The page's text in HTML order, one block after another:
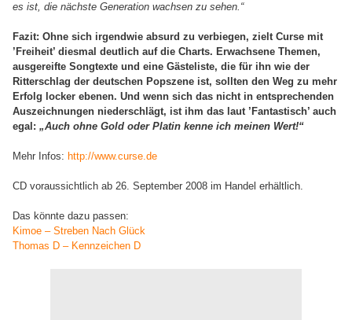
es ist, die nächste Generation wachsen zu sehen.“
Fazit: Ohne sich irgendwie absurd zu verbiegen, zielt Curse mit
’Freiheit’ diesmal deutlich auf die Charts. Erwachsene Themen,
ausgereifte Songtexte und eine Gästeliste, die für ihn wie der
Ritterschlag der deutschen Popszene ist, sollten den Weg zu mehr
Erfolg locker ebenen. Und wenn sich das nicht in entsprechenden
Auszeichnungen niederschlägt, ist ihm das laut ’Fantastisch’ auch
egal: „Auch ohne Gold oder Platin kenne ich meinen Wert!“
Mehr Infos: http://www.curse.de
CD voraussichtlich ab 26. September 2008 im Handel erhältlich.
Das könnte dazu passen:
Kimoe – Streben Nach Glück
Thomas D – Kennzeichen D